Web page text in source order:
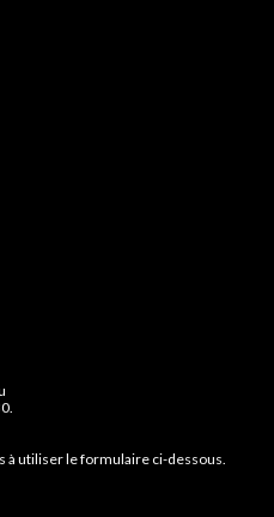
à utiliser le formulaire ci-dessous.